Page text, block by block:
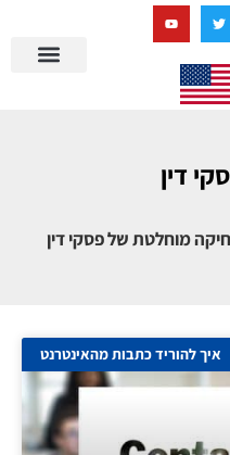
דין
מוחלטת של פסקי דין
איך להוריד כתבות מהאינטרנט